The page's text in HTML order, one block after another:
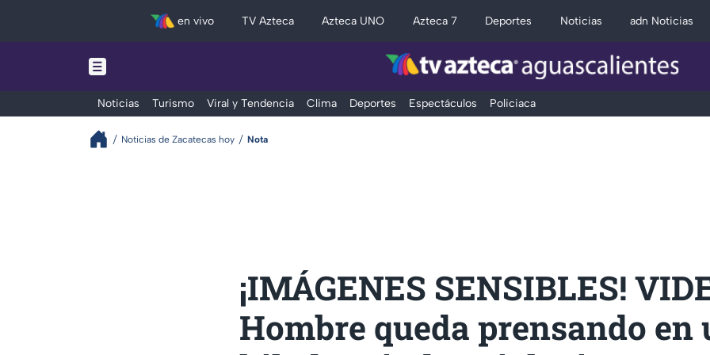
en vivo TV Azteca Azteca UNO Azteca 7 Deportes Noticias adn Noticias
Noticias Turismo Viral y Tendencia Clima Deportes Espectáculos Policiaca
Noticias de Zacatecas hoy Nota
¡IMÁGENES SENSIBLES!
Hombre queda prensando en